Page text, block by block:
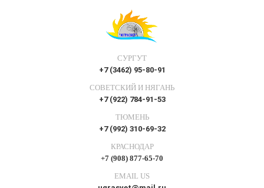
СУРГУТ
+7 (3462) 95-80-91
СОВЕТСКИЙ И НЯГАНЬ
+7 (922) 784-91-53
ТЮМЕНЬ
+7 (992) 310-69-32
КРАСНОДАР
+7 (908) 877-65-70
EMAIL US